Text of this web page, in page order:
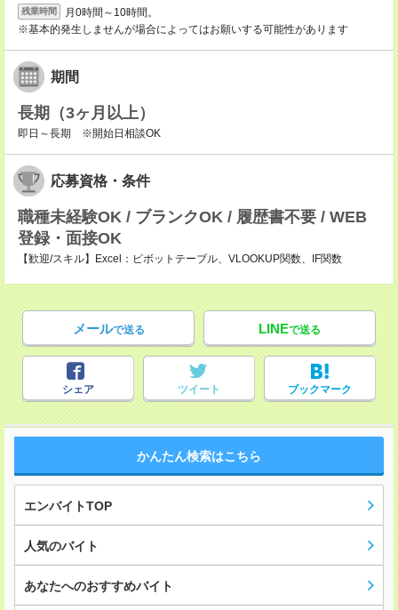
残業時間
月0時間～10時間。
※基本的発生しませんが場合によってはお願いする可能性があります
期間
長期（3ヶ月以上）
即日～長期 ※開始日相談OK
応募資格・条件
職種未経験OK / ブランクOK / 履歴書不要 / WEB
登録・面接OK
【歓迎/スキル】Excel：ピボットテーブル、VLOOKUP関数、IF関数
メールで送る LINEで送る
シェア ツイート ブックマーク
かんたん検索はこちら
エンバイトTOP
人気のバイト
あなたへのおすすめバイト